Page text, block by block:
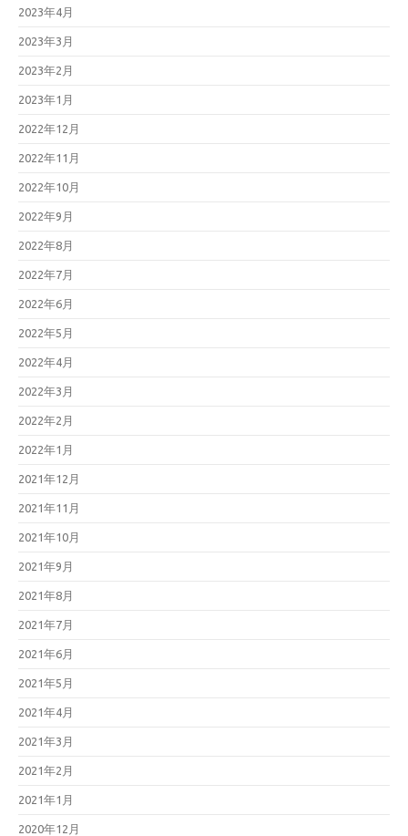
2023年4月
2023年3月
2023年2月
2023年1月
2022年12月
2022年11月
2022年10月
2022年9月
2022年8月
2022年7月
2022年6月
2022年5月
2022年4月
2022年3月
2022年2月
2022年1月
2021年12月
2021年11月
2021年10月
2021年9月
2021年8月
2021年7月
2021年6月
2021年5月
2021年4月
2021年3月
2021年2月
2021年1月
2020年12月